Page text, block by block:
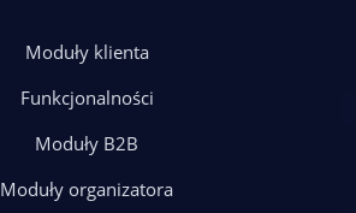
Moduły klienta
Funkcjonalności
Moduły B2B
Moduły organizatora